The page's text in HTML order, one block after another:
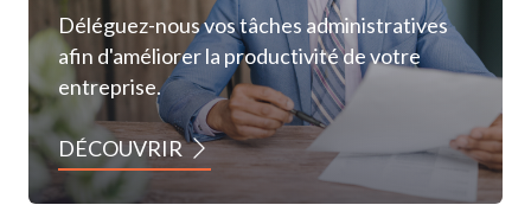
Déléguez-nous vos tâches administratives
afin d'améliorer la productivité de votre
entreprise.
DÉCOUVRIR